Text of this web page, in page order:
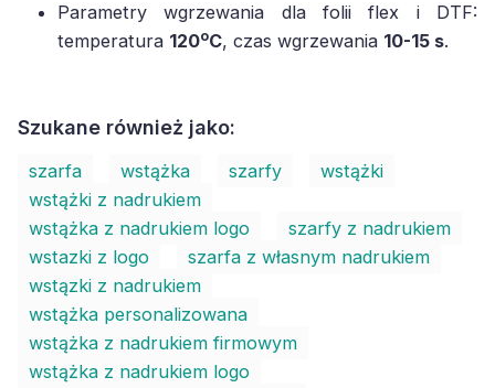
Parametry wgrzewania dla folii flex i DTF:
temperatura 120oC, czas wgrzewania 10-15 s.
Szukane również jako:
szarfa wstążka szarfy
wstążki
wstążki z nadrukiem
wstążka z nadrukiem logo
szarfy z nadrukiem
wstazki z logo
szarfa z własnym nadrukiem
wstązki z nadrukiem
wstążka personalizowana
wstążka z nadrukiem firmowym
wstążka z nadrukiem logo